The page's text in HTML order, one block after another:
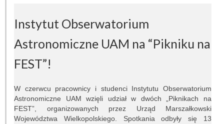
Historia
Pracownicy
Teleskopy
Biblioteka
Infrastruktura
Instytut Obserwatorium
Astronomiczne UAM na “Pikniku na
FEST”!
W czerwcu pracownicy i studenci Instytutu Obserwatorium
Astronomiczne UAM wzięli udział w dwóch „Piknikach na
FEST”, organizowanych przez Urząd Marszałkowski
Województwa Wielkopolskiego. Spotkania odbyły się 13